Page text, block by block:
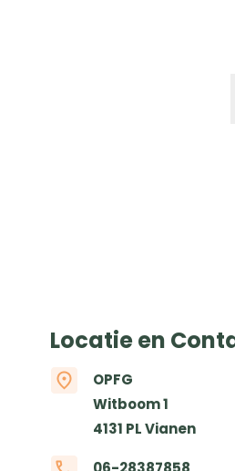
Locatie en
OPFG
Witboom 1
4131 PL Vianen